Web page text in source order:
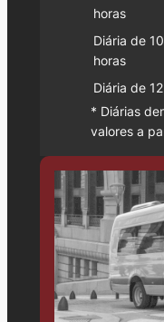
horas
Diária de 10
horas
Diária de
* Diárias
valores a